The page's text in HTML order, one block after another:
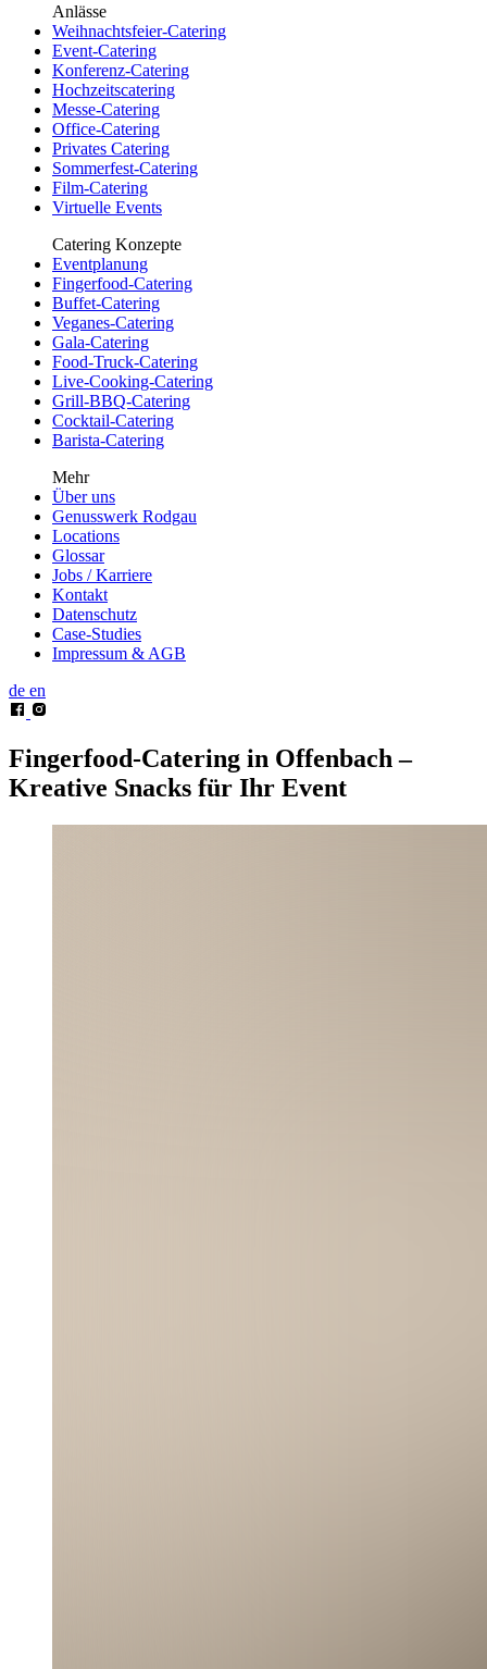
Anlässe
Weihnachtsfeier-Catering
Event-Catering
Konferenz-Catering
Hochzeitscatering
Messe-Catering
Office-Catering
Privates Catering
Sommerfest-Catering
Film-Catering
Virtuelle Events
Catering Konzepte
Eventplanung
Fingerfood-Catering
Buffet-Catering
Veganes-Catering
Gala-Catering
Food-Truck-Catering
Live-Cooking-Catering
Grill-BBQ-Catering
Cocktail-Catering
Barista-Catering
Mehr
Über uns
Genusswerk Rodgau
Locations
Glossar
Jobs / Karriere
Kontakt
Datenschutz
Case-Studies
Impressum & AGB
de en
Fingerfood-Catering in Offenbach –
Kreative Snacks für Ihr Event